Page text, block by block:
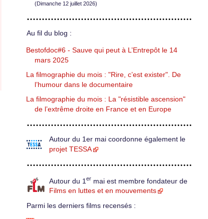
(Dimanche 12 juillet 2026)
Au fil du blog :
Bestofdoc#6 - Sauve qui peut à L’Entrepôt le 14
mars 2025
La filmographie du mois : "Rire, c’est exister". De
l’humour dans le documentaire
La filmographie du mois : La "résistible ascension"
de l’extrême droite en France et en Europe
Autour du 1er mai coordonne également le
projet TESSA
Autour du 1 er mai est membre fondateur de
Films en luttes et en mouvements
Parmi les derniers films recensés :